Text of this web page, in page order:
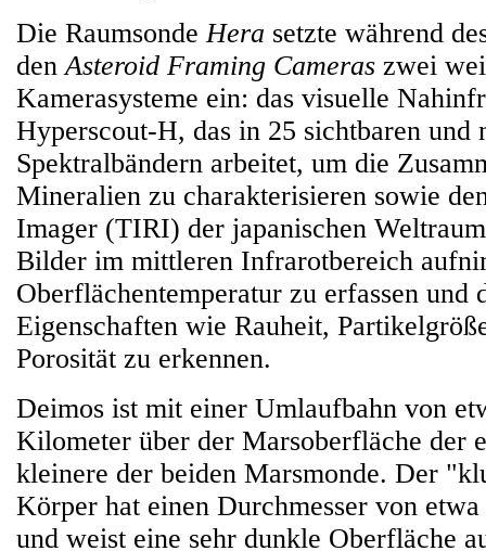
Die RaumsondeHera setzte während
denAsteroid Framing Cameras zwei
Kamerasysteme ein: das visuelle
Hyperscout-H, das in 25 sichtbaren und
Spektralbändern arbeitet, um die
Mineralien zu charakterisieren sowie
Imager (TIRI) der japanischen
Bilder im mittleren Infrarotbereich
Oberflächentemperatur zu erfassen und
Eigenschaften wie Rauheit,
Porosität zu erkennen.
Deimos ist mit einer Umlaufbahn von
Kilometer über der Marsoberfläche der
kleinere der beiden Marsmonde. Der
Körper hat einen Durchmesser von
und weist eine sehr dunkle Oberfläche